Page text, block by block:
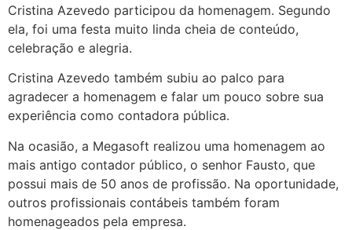
Cristina Azevedo participou da homenagem. Segundo
ela, foi uma festa muito linda cheia de conteúdo,
celebração e alegria.
Cristina Azevedo também subiu ao palco para
agradecer a homenagem e falar um pouco sobre sua
experiência como contadora pública.
Na ocasião, a Megasoft realizou uma homenagem ao
mais antigo contador público, o senhor Fausto, que
possui mais de 50 anos de profissão. Na oportunidade,
outros profissionais contábeis também foram
homenageados pela empresa.